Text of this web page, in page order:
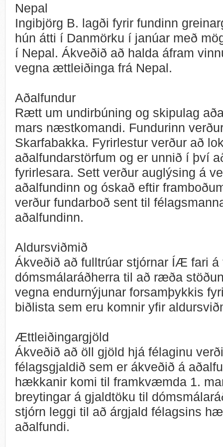
Nepal
Ingibjörg B. lagði fyrir fundinn
hún átti í Danmörku í janúar með
í Nepal. Ákveðið að halda áfram
vegna ættleiðinga frá Nepal.
Aðalfundur
Rætt um undirbúning og skipulag
mars næstkomandi. Fundurinn
Skarfabakka. Fyrirlestur verður að
aðalfundarstörfum og er unnið í því
fyrirlesara. Sett verður auglýsing á
aðalfundinn og óskað eftir
verður fundarboð sent til
aðalfundinn.
Aldursviðmið
Ákveðið að fulltrúar stjórnar ÍÆ fari á
dómsmálaráðherra til að ræða
vegna endurnýjunar forsamþykkis
biðlista sem eru komnir yfir
Ættleiðingargjöld
Ákveðið að öll gjöld hjá félaginu
félagsgjaldið sem er ákveðið á
hækkanir komi til framkvæmda 1.
breytingar á gjaldtöku til
stjórn leggi til að árgjald félagsins
aðalfundi.